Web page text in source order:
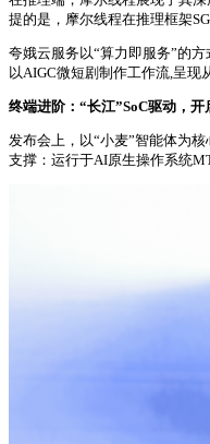
提的是，摩尔线程在推理框架
夸娥云服务以“算力即服务”的
以AIGC微短剧制作工作流,呈现
终端进阶：“长江”SoC驱动，开
发布会上，以“小麦”智能体为
支撑：运行于AI原生操作系统